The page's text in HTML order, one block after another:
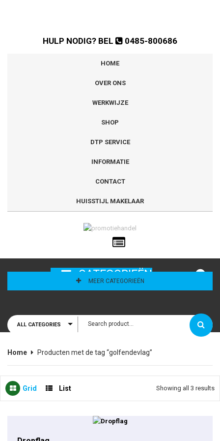
HULP NODIG? BEL 0485-800686
HOME
OVER ONS
WERKWIJZE
SHOP
DTP SERVICE
INFORMATIE
CONTACT
HUISSTIJL MAKELAAR
CATEGORIEËN
MEER CATEGORIEËN
ALL CATEGORIES
Home Producten met de tag “golfendevlag”
Grid List Showing all 3 results